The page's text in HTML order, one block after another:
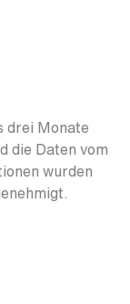
drei Monate
die Daten vom
wurden